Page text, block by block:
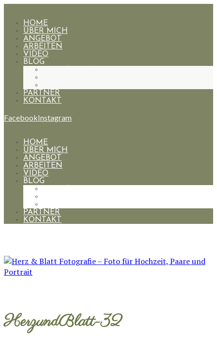
HOME
ÜBER MICH
ANGEBOT
ARBEITEN
VIDEO
BLOG
PARTNER
KONTAKT
FacebookInstagram
HOME
ÜBER MICH
ANGEBOT
ARBEITEN
VIDEO
BLOG
PARTNER
KONTAKT
HerzundBlatt-32